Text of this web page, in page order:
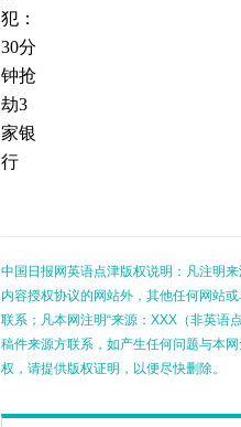
犯：
30分
钟抢
劫3
家银
行
中国日报网英语点津版权说明：凡注明
内容授权协议的网站外，其他任何网站
联系；凡本网注明“来源：XXX（非英语
稿件来源方联系，如产生任何问题与本
权，请提供版权证明，以便尽快删除。